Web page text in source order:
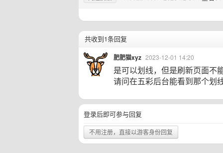
共收到1条回复
肥肥猫xyz 2023-12-01 14:20
是可以划线，但是刷新页面不
请问在五彩后台能看到那个划
登录后即可参与回复
不用注册，直接以游客身份回复